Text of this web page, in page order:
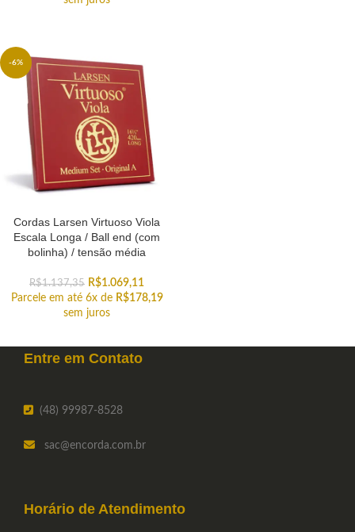
-6%
Cordas Larsen Virtuoso Viola
Escala Longa / Ball end (com
bolinha) / tensão média
R$1.137,35 R$1.069,11
Parcele em até 6x de R$178,19
sem juros
Entre em Contato
(48) 99987-8528
sac@encorda.com.br
Horário de Atendimento